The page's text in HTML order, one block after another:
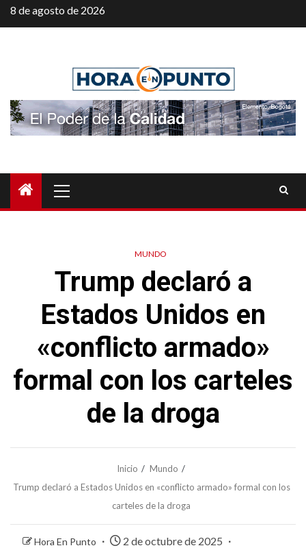
Saltar
al
8 de agosto de 2026
principal
MUNDO
Trump declaró a
Estados Unidos en
«conflicto armado»
formal con los carteles
de la droga
Inicio
Mundo
Trump declaró a Estados Unidos en «conflicto armado» formal con los
carteles de la droga
Hora En Punto 2 de octubre de 2025